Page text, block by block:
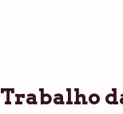
Trabalho